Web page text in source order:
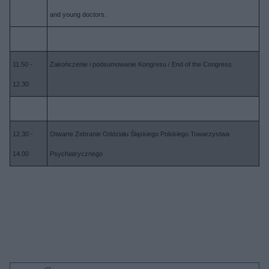
and young doctors.
11.50 -
12.30
Zakończenie i podsumowanie Kongresu / End of the Congress
12.30 -
14.00
Otwarte Zebranie Oddziału Śląskiego Polskiego Towarzystwa
Psychiatrycznego